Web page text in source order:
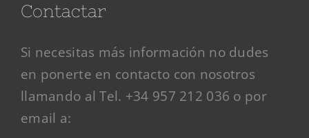
Contactar
Si necesitas más información no dudes
en ponerte en contacto con nosotros
llamando al Tel. +34 957 212 036 o por
email a: